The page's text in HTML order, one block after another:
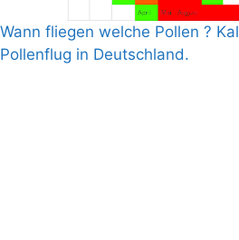
Wann fliegen welche Pollen ?
Pollenflug in Deutschland.